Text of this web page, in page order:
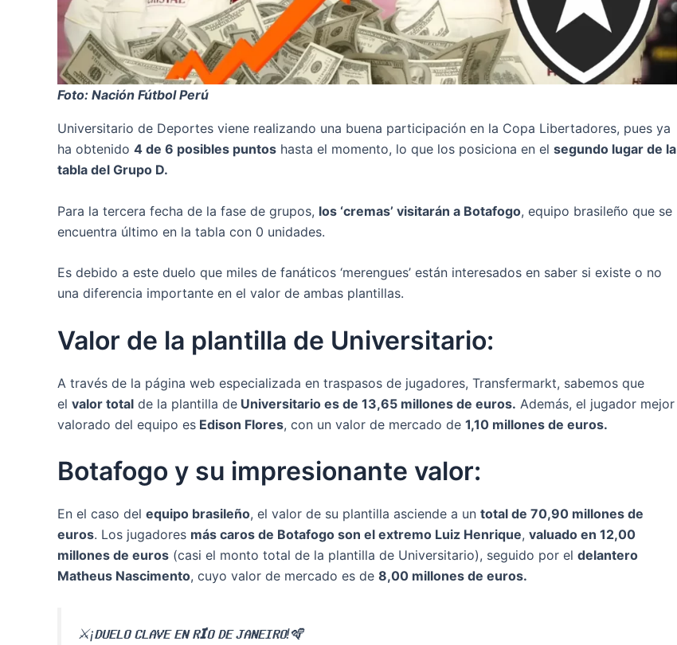
Foto: Nación Fútbol Perú
Universitario de Deportes viene realizando una buena participación en la Copa Libertadores, pues ya
ha obtenido 4 de 6 posibles puntos hasta el momento, lo que los posiciona en el segundo lugar de la
tabla del Grupo D.
Para la tercera fecha de la fase de grupos, los ‘cremas’ visitarán a Botafogo, equipo brasileño que se
encuentra último en la tabla con 0 unidades.
Es debido a este duelo que miles de fanáticos ‘merengues’ están interesados en saber si existe o no
una diferencia importante en el valor de ambas plantillas.
Valor de la plantilla de Universitario:
A través de la página web especializada en traspasos de jugadores, Transfermarkt, sabemos que
el valor total de la plantilla de Universitario es de 13,65 millones de euros. Además, el jugador mejor
valorado del equipo es Edison Flores, con un valor de mercado de 1,10 millones de euros.
Botafogo y su impresionante valor:
En el caso del equipo brasileño, el valor de su plantilla asciende a un total de 70,90 millones de
euros. Los jugadores más caros de Botafogo son el extremo Luiz Henrique, valuado en 12,00
millones de euros (casi el monto total de la plantilla de Universitario), seguido por el delantero
Matheus Nascimento, cuyo valor de mercado es de 8,00 millones de euros.
⚔️¡𝗗𝗨𝗘𝗟𝗢 𝗖𝗟𝗔𝗩𝗘 𝗘𝗡 𝗥𝗜́𝗢 𝗗𝗘 𝗝𝗔𝗡𝗘𝗜𝗥𝗢!🪇